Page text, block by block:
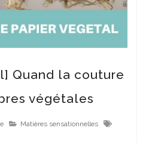
Quand la couture
végétales
Matières sensationnelles